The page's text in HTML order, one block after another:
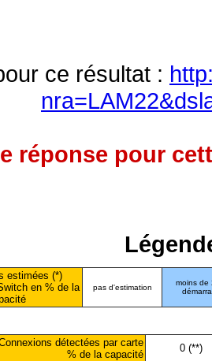
ce résultat :
réponse pour
estimées (*)
en % de la
pas d'estimation
moins de
détectées par carte
% de la capacité
0 (**)